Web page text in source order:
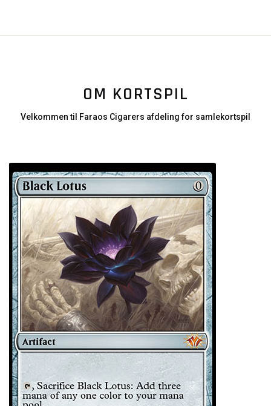
OM KORTSPIL
Velkommen til Faraos Cigarers afdeling for samlekortspil